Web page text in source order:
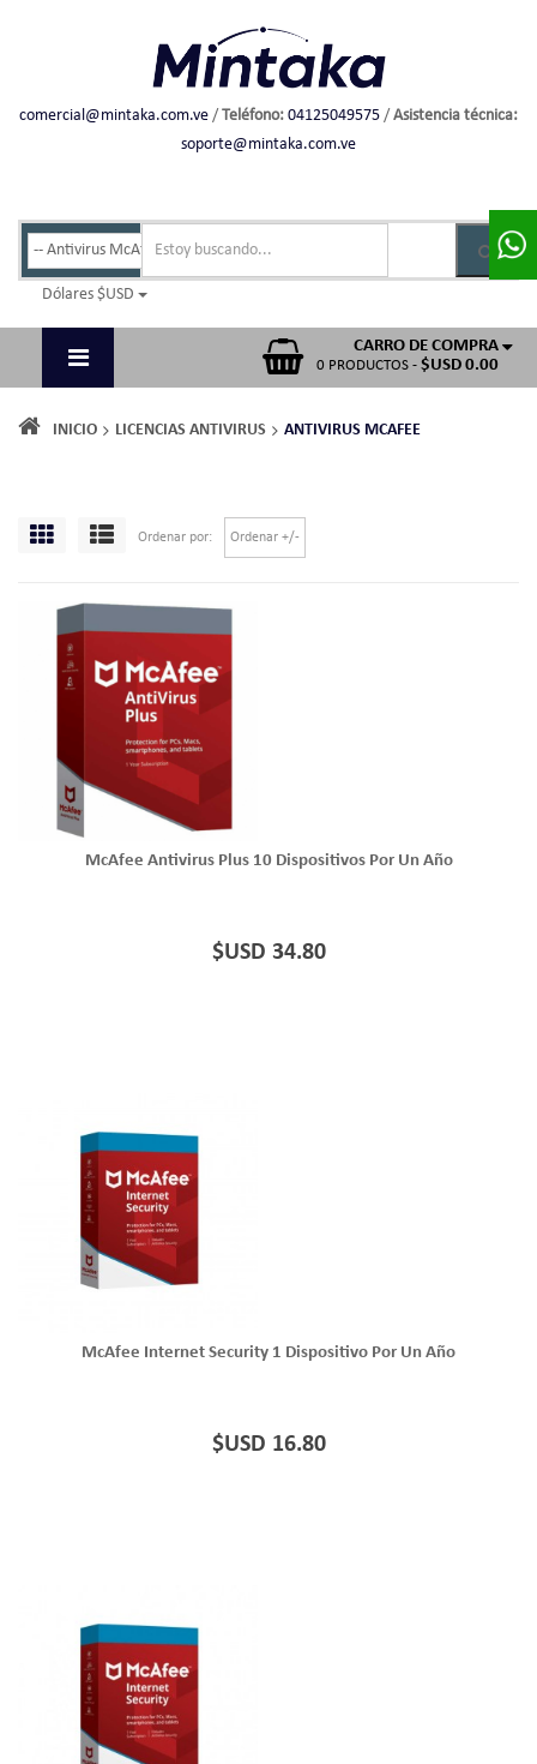
comercial@mintaka.com.ve / Teléfono: 04125049575 / Asistencia técnica:
soporte@mintaka.com.ve
Dólares $USD
CARRO DE COMPRA
0 PRODUCTOS - $USD 0.00
INICIO LICENCIAS ANTIVIRUS ANTIVIRUS MCAFEE
Ordenar por Ordenar +/-
McAfee Antivirus Plus 10 Dispositivos Por Un Año
$USD 34.80
McAfee Internet Security 1 Dispositivo Por Un Año
$USD 16.80